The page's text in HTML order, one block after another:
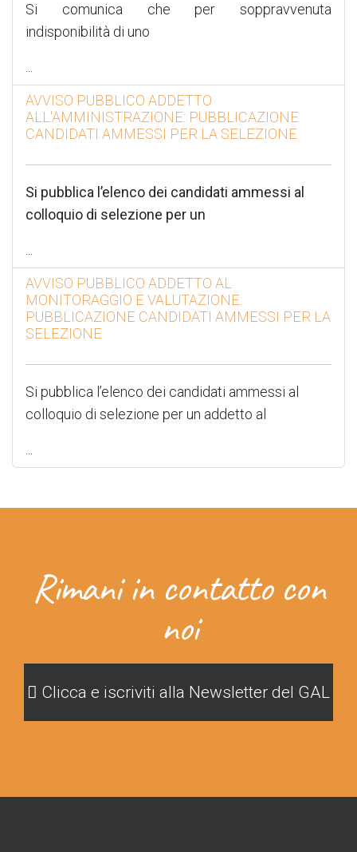
Si comunica che per soppravvenuta
indisponibilità di uno
AVVISO PUBBLICO ADDETTO
ALL'AMMINISTRAZIONE: PUBBLICAZIONE
CANDIDATI AMMESSI PER LA SELEZIONE
Si pubblica l’elenco dei candidati ammessi al
colloquio di selezione per un
AVVISO PUBBLICO ADDETTO AL
MONITORAGGIO E VALUTAZIONE:
PUBBLICAZIONE CANDIDATI AMMESSI PER LA
SELEZIONE
Si pubblica l’elenco dei candidati ammessi al
colloquio di selezione per un addetto al
Rimani in contatto con
noi
Clicca e iscriviti alla Newsletter del GAL